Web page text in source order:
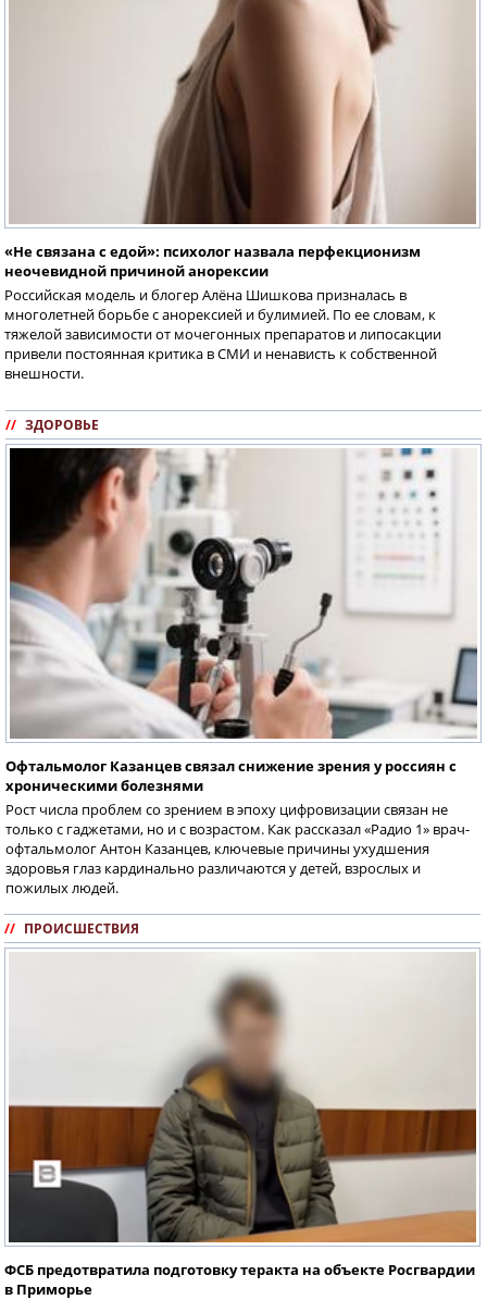
«Не связана с едой»: психолог назвала перфекционизм
неочевидной причиной анорексии
Российская модель и блогер Алёна Шишкова призналась в
многолетней борьбе с анорексией и булимией. По ее словам, к
тяжелой зависимости от мочегонных препаратов и липосакции
привели постоянная критика в СМИ и ненависть к собственной
внешности.
// ЗДОРОВЬЕ
Офтальмолог Казанцев связал снижение зрения у россиян с
хроническими болезнями
Рост числа проблем со зрением в эпоху цифровизации связан не
только с гаджетами, но и с возрастом. Как рассказал «Радио 1» врач-
офтальмолог Антон Казанцев, ключевые причины ухудшения
здоровья глаз кардинально различаются у детей, взрослых и
пожилых людей.
// ПРОИСШЕСТВИЯ
ФСБ предотвратила подготовку теракта на объекте Росгвардии
в Приморье